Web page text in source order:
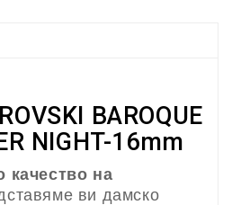
BAROQUE
NIGHT-16mm
качество на
ви дамско